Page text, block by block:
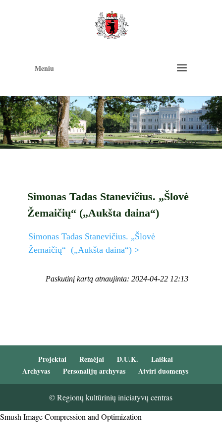
Meniu
Simonas Tadas Stanevičius. „Šlovė
Žemaičių“ („Aukšta daina“)
Simonas Tadas Stanevičius. „Šlovė
Žemaičių“ („Aukšta daina“) >
Paskutinį kartą atnaujinta: 2024-04-22 12:13
Projektai Remėjai D.U.K.
Laiškai
Archyvas
Personalijų archyvas Atviri duomenys
© Regionų kultūrinių iniciatyvų centras
Smush Image Compression and Optimization